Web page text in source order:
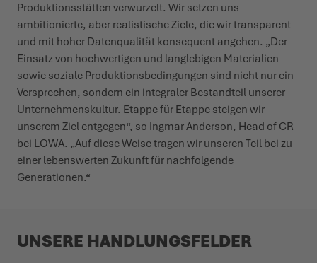
Produktionsstätten verwurzelt. Wir setzen uns
ambitionierte, aber realistische Ziele, die wir transparent
und mit hoher Datenqualität konsequent angehen. „Der
Einsatz von hochwertigen und langlebigen Materialien
sowie soziale Produktionsbedingungen sind nicht nur ein
Versprechen, sondern ein integraler Bestandteil unserer
Unternehmenskultur. Etappe für Etappe steigen wir
unserem Ziel entgegen“, so Ingmar Anderson, Head of CR
bei LOWA. „Auf diese Weise tragen wir unseren Teil bei zu
einer lebenswerten Zukunft für nachfolgende
Generationen.“
UNSERE HANDLUNGSFELDER